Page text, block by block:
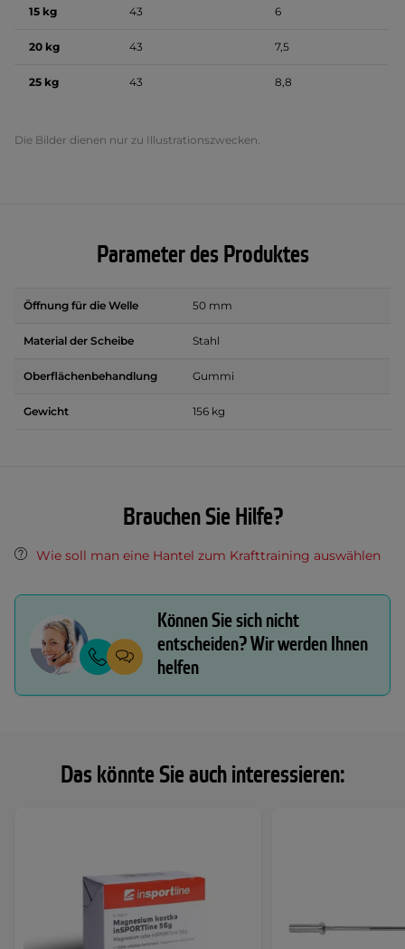
Das könnte Sie auch interessieren:
15 kg 43 6
20 kg 43 7,5
25 kg 43 8,8
Die Bilder dienen nur zu Illustrationszwecken.
Parameter des Produktes
Öffnung für die Welle 50 mm
Material der Scheibe Stahl
Oberflächenbehandlung Gummi
Gewicht 156 kg
Brauchen Sie Hilfe?
Wie soll man eine Hantel zum Krafttraining auswählen
Können Sie sich nicht
entscheiden? Wir werden Ihnen
helfen